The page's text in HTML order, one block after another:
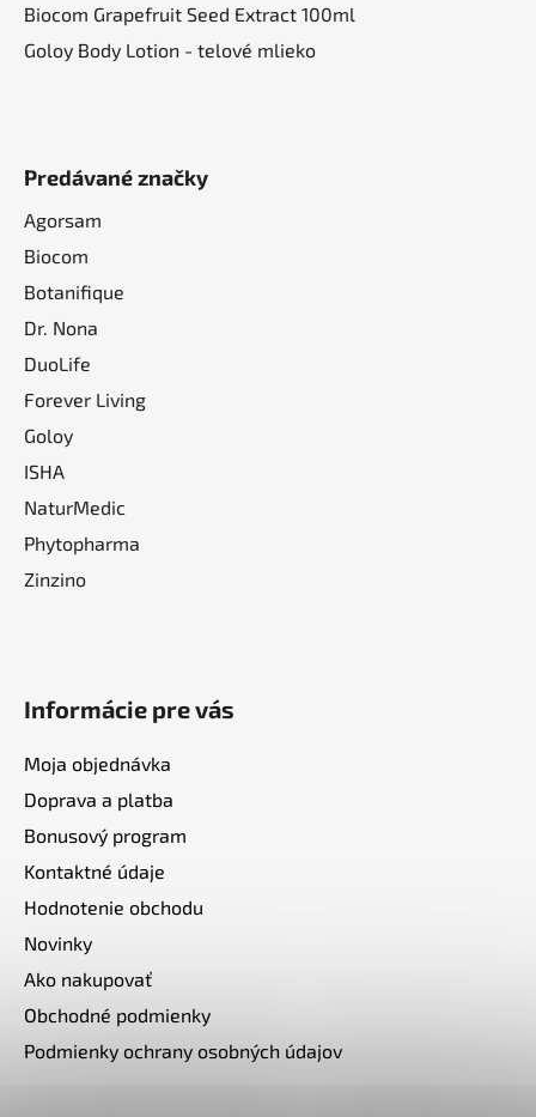
Biocom Grapefruit Seed Extract 100ml
Goloy Body Lotion - telové mlieko
Predávané značky
Agorsam
Biocom
Botanifique
Dr. Nona
DuoLife
Forever Living
Goloy
ISHA
NaturMedic
Phytopharma
Zinzino
Informácie pre vás
Moja objednávka
Doprava a platba
Bonusový program
Kontaktné údaje
Hodnotenie obchodu
Novinky
Ako nakupovať
Obchodné podmienky
Podmienky ochrany osobných údajov